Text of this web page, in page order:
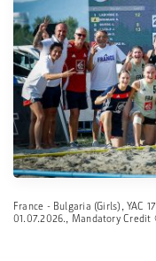
France - Bulgaria (Girls), YAC
01.07.2026., Mandatory